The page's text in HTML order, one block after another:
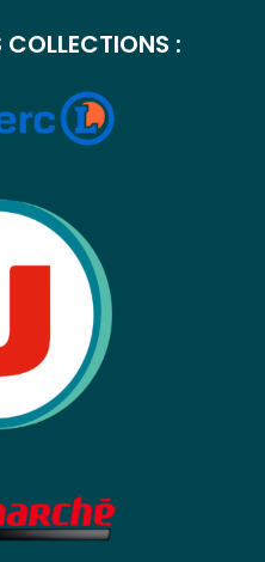
COLLECTIONS :